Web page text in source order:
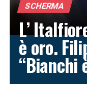
SCHERMA
L’
è oro.
“Bianchi